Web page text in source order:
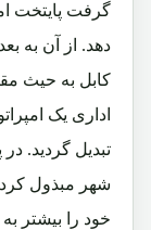
گرفت پایتخت
دهد. از آن به
کابل به حیث
اداری یک
تبدیل گردید.
شهر مبذول
خود را بیشتر